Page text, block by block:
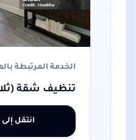
الخدمة المرتبطة
تنظيف شقة
انتقل